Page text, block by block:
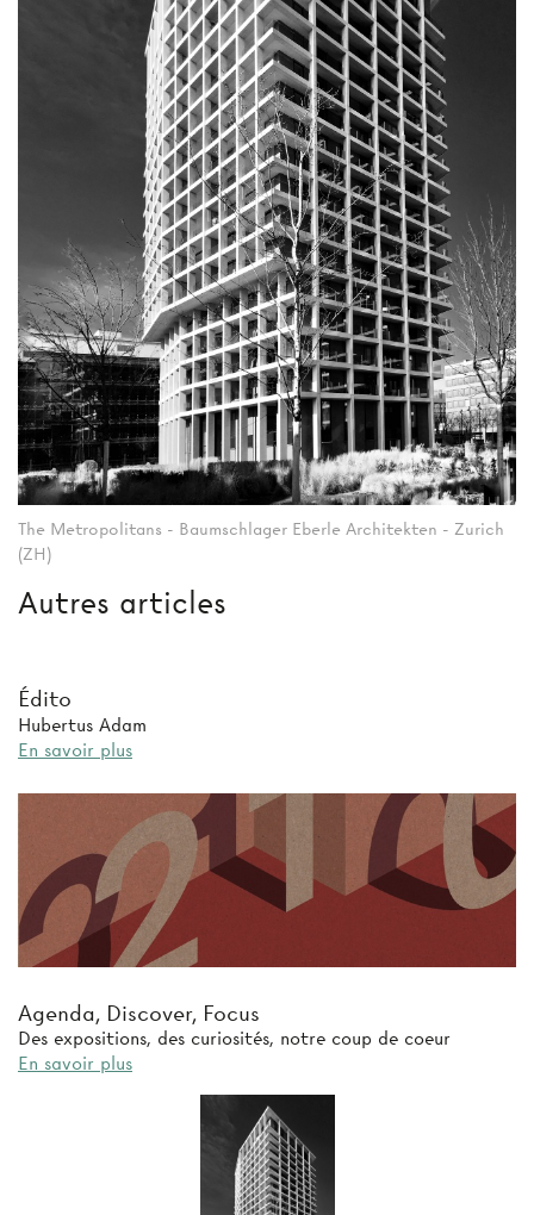
The Metropolitans - Baumschlager Eberle Architekten - Zurich
(ZH)
Autres articles
Édito
Hubertus Adam
En savoir plus
Agenda, Discover, Focus
Des expositions, des curiosités, notre coup de coeur
En savoir plus